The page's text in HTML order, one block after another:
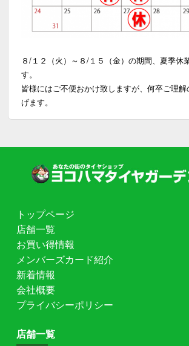
８/１２（火）～８/１５（金）の期間、夏季休
す。
皆様にはご不便おかけ致しますが、何卒ご理
げます。
トップページ
店舗一覧
お買い得情報
メンバーズカード紹介
新着情報
会社概要
プライバシーポリシー
店舗一覧